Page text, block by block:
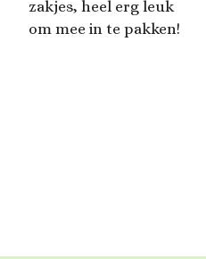
zakjes, heel erg leuk
om mee in te pakken!